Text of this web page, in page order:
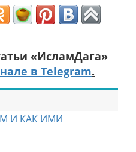
«ИсламДага»
в Telegram.
И КАК ИМИ